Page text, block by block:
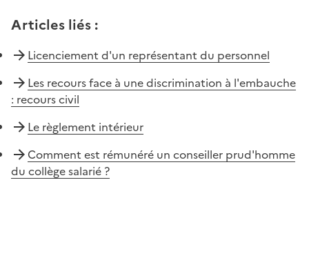
Articles liés :
Licenciement d'un représentant du personnel
Les recours face à une discrimination à l'embauche
: recours civil
Le règlement intérieur
Comment est rémunéré un conseiller prud'homme
du collège salarié ?